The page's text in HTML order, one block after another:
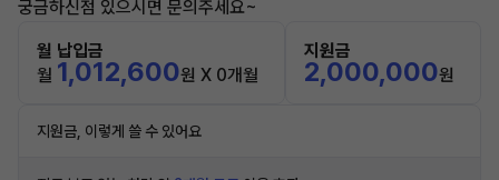
궁금하신점 있으시면 문의주세요~
월 납입금
월 1,012,600원 X 0개월
지원금
2,000,000원
지원금, 이렇게 쓸 수 있어요